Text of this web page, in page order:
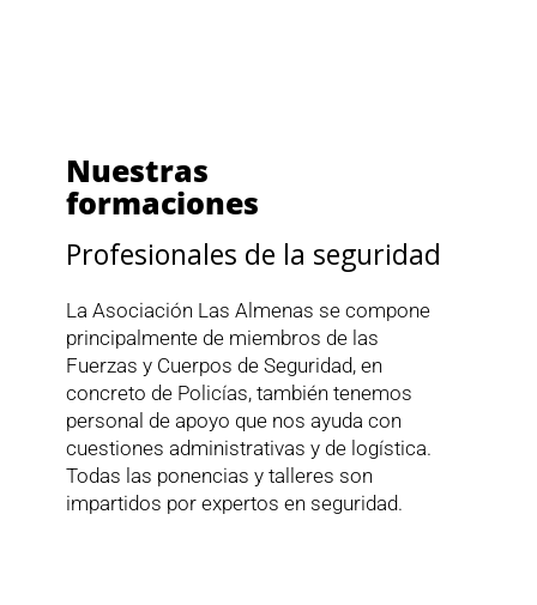
Nuestras
formaciones
Profesionales de la seguridad
La Asociación Las Almenas se compone
principalmente de miembros de las
Fuerzas y Cuerpos de Seguridad, en
concreto de Policías, también tenemos
personal de apoyo que nos ayuda con
cuestiones administrativas y de logística.
Todas las ponencias y talleres son
impartidos por expertos en seguridad.